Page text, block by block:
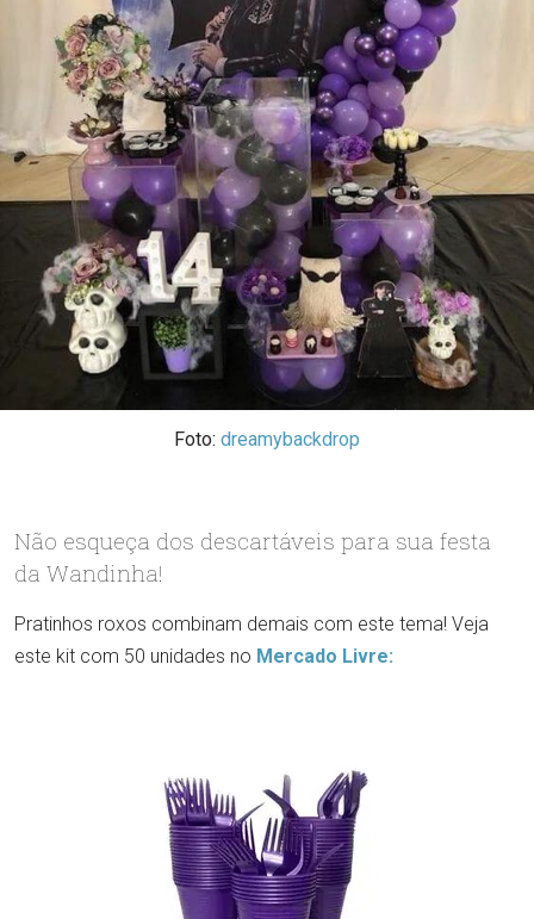
Foto: dreamybackdrop
Não esqueça dos descartáveis para sua festa
da Wandinha!
Pratinhos roxos combinam demais com este tema! Veja
este kit com 50 unidades no Mercado Livre: